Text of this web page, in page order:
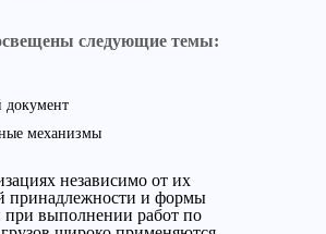
следующие темы:
документ
механизмы
независимо от их
принадлежности и формы
при выполнении работ по